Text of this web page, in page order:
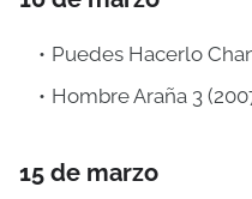
Puedes Hacerlo
Hombre Araña 3
15 de marzo